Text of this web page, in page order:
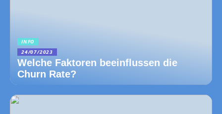
INFO
24/07/2023
Welche Faktoren beeinflussen die
Churn Rate?